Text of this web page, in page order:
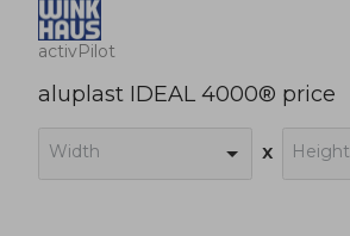
activPilot
aluplast IDEAL 4000® price
Width x Height